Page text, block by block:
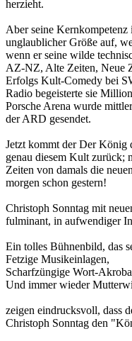
herzieht.
Aber seine
unglaublicher Größe auf,
wenn er seine wilde
AZ-NZ, Alte Zeiten, Neue
Erfolgs Kult-Comedy bei
Radio begeisterte sie
Porsche Arena wurde
der ARD gesendet.
Jetzt kommt der Der König
genau diesem Kult zurück;
Zeiten von damals die
morgen schon gestern!
Christoph Sonntag mit
fulminant, in aufwendiger
Ein tolles Bühnenbild, das
Fetzige Musikeinlagen,
Scharfzüngige Wort-
Und immer wieder
zeigen eindrucksvoll, dass
Christoph Sonntag den